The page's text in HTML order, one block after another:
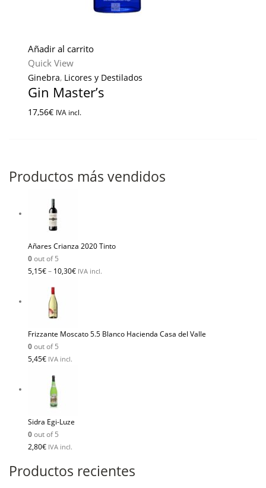
Añadir al carrito
Quick View
Ginebra, Licores y Destilados
Gin Master’s
17,56€ IVA incl.
Productos más vendidos
Añares Crianza 2020 Tinto
0out of 5
5,15€– 10,30€ IVA incl.
Frizzante Moscato 5.5 Blanco Hacienda Casa del Valle
0out of 5
5,45€ IVA incl.
Sidra Egi-Luze
0out of 5
2,80€ IVA incl.
Productos recientes